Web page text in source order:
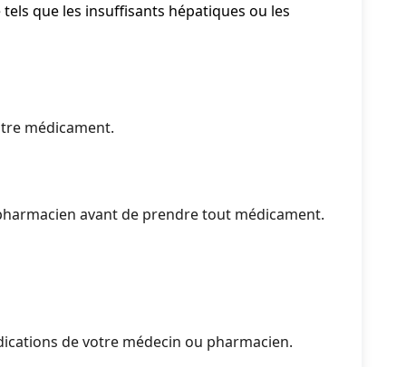
que les insuffisants hépatiques ou les
médicament.
avant de prendre tout médicament.
de votre médecin ou pharmacien.